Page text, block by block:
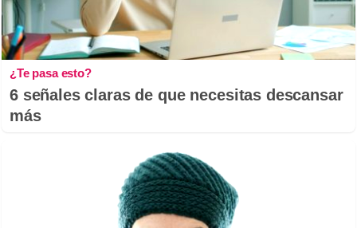
¿Te pasa esto?
6 señales claras de que necesitas descansar
más